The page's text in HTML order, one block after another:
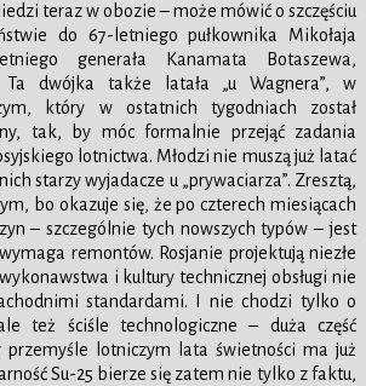
teraz w obozie – może mówić o szczęściu
do 67-letniego pułkownika Mikołaja
generała Kanamata Botaszewa,
dwójka także latała „u Wagnera”, w
który w ostatnich tygodniach został
tak, by móc formalnie przejąć zadania
lotnictwa. Młodzi nie muszą już latać
starzy wyjadacze u „prywaciarza”. Zresztą,
bo okazuje się, że po czterech miesiącach
– szczególnie tych nowszych typów – jest
remontów. Rosjanie projektują niezłe
i kultury technicznej obsługi nie
standardami. I nie chodzi tylko o
też ściśle technologiczne – duża część
przemyśle lotniczym lata świetności ma już
Su-25 bierze się zatem nie tylko z faktu,